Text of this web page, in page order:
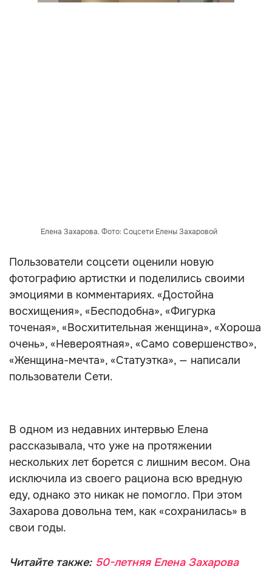
Елена Захарова. Фото: Соцсети Елены Захаровой
Пользователи соцсети оценили новую
фотографию артистки и поделились своими
эмоциями в комментариях. «Достойна
восхищения», «Бесподобна», «Фигурка
точеная», «Восхитительная женщина», «Хороша
очень», «Невероятная», «Само совершенство»,
«Женщина-мечта», «Статуэтка», — написали
пользователи Сети.
В одном из недавних интервью Елена
рассказывала, что уже на протяжении
нескольких лет борется с лишним весом. Она
исключила из своего рациона всю вредную
еду, однако это никак не помогло. При этом
Захарова довольна тем, как «сохранилась» в
свои годы.
Читайте также: 50-летняя Елена Захарова